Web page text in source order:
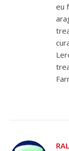
eu